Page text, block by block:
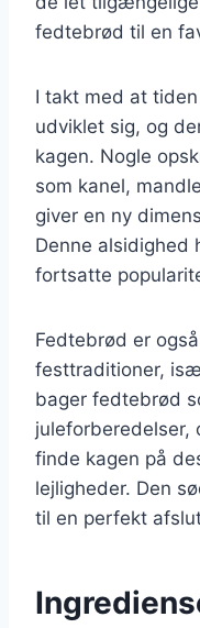
fedtebrød til en
I takt med at
udviklet sig, og
kagen. Nogle
som kanel,
giver en ny
Denne alsidighed
fortsatte
Fedtebrød er
festtraditioner,
bager fedtebrød
finde kagen på
lejligheder. Den
til en perfekt